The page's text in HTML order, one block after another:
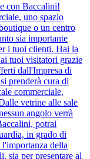
con Baccalini!
uno spazio
o un centro
sia importante
i tuoi clienti. Hai la
tuoi visitatori grazie
dall'Impresa di
prenderà cura di
commerciale,
vetrine alle sale
angolo verrà
potrai
in grado di
della
sia per presentare al